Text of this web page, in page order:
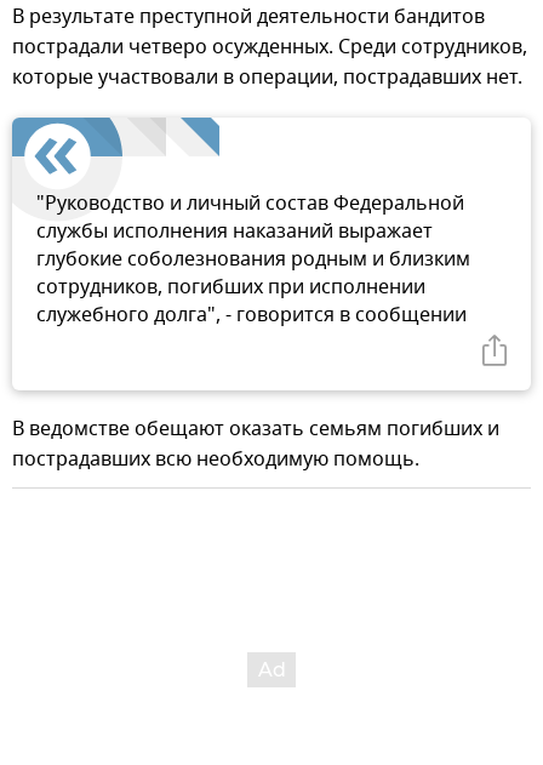
В результате преступной деятельности бандитов
пострадали четверо осужденных. Среди сотрудников,
которые участвовали в операции, пострадавших нет.
"Руководство и личный состав Федеральной
службы исполнения наказаний выражает
глубокие соболезнования родным и близким
сотрудников, погибших при исполнении
служебного долга", - говорится в сообщении
В ведомстве обещают оказать семьям погибших и
пострадавших всю необходимую помощь.